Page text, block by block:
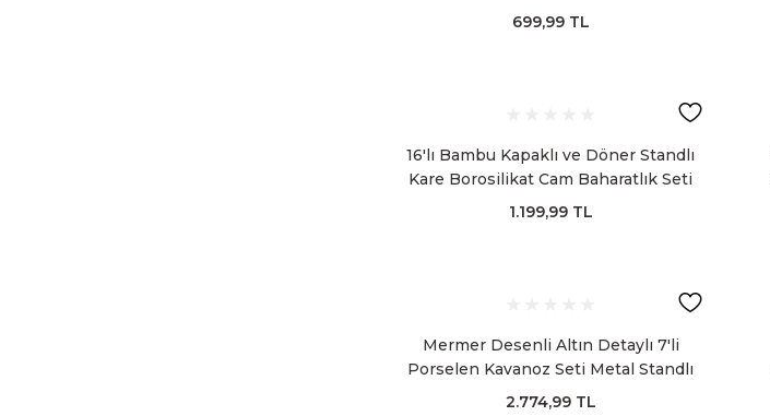
699,99 TL
16'lı Bambu Kapaklı ve Döner Standlı
Kare Borosilikat Cam Baharatlık Seti
1.199,99 TL
Mermer Desenli Altın Detaylı 7'li
Porselen Kavanoz Seti Metal Standlı
2.774,99 TL